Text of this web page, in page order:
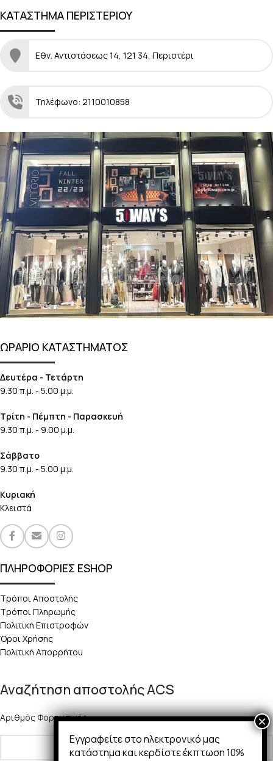
ΚΑΤΑΣΤΗΜΑ ΠΕΡΙΣΤΕΡΙΟΥ
Εθν. Αντιστάσεως 14, 121 34, Περιστέρι
Τηλέφωνο: 2110010858
ΩΡΑΡΙΟ ΚΑΤΑΣΤΗΜΑΤΟΣ
Δευτέρα - Τετάρτη
9.30 π.μ. - 5.00 μ.μ.
Τρίτη - Πέμπτη - Παρασκευή
9.30 π.μ. - 9.00 μ.μ.
Σάββατο
9.30 π.μ. - 5.00 μ.μ.
Κυριακή
Κλειστά
ΠΛΗΡΟΦΟΡΙΕΣ ESHOP
Τρόποι Αποστολής
Τρόποι Πληρωμής
Πολιτική Επιστροφών
Όροι Χρήσης
Πολιτική Απορρήτου
Αναζήτηση αποστολής ACS
Αριθμός Φορτωτικής:
Εγγραφείτε στο ηλεκτρονικό μας
κατάστημα και κερδίστε έκπτωση 10%